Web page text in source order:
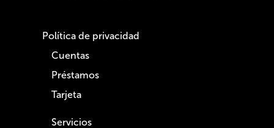
Cuentas
Préstamos
Tarjeta
Servicios
Política de privacidad